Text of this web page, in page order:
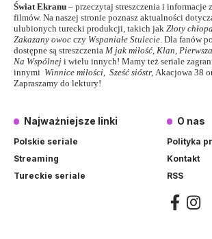
Świat Ekranu – przeczytaj streszczenia i informacje
filmów. Na naszej stronie poznasz aktualności
ulubionych turecki produkcji, takich jak Złoty
Zakazany owoc czy Wspaniałe Stulecie . Dla fanów
dostępne są streszczenia M jak miłość Klan
Na Wspólnej i wielu innych! Mamy też seriale
innymi Winnice miłości Sześć sióstr, Akacjowa 38
Zapraszamy do lektury!
Najważniejsze linki
Polskie seriale
Streaming
Tureckie seriale
O nas
Polityka
Kontakt
RSS